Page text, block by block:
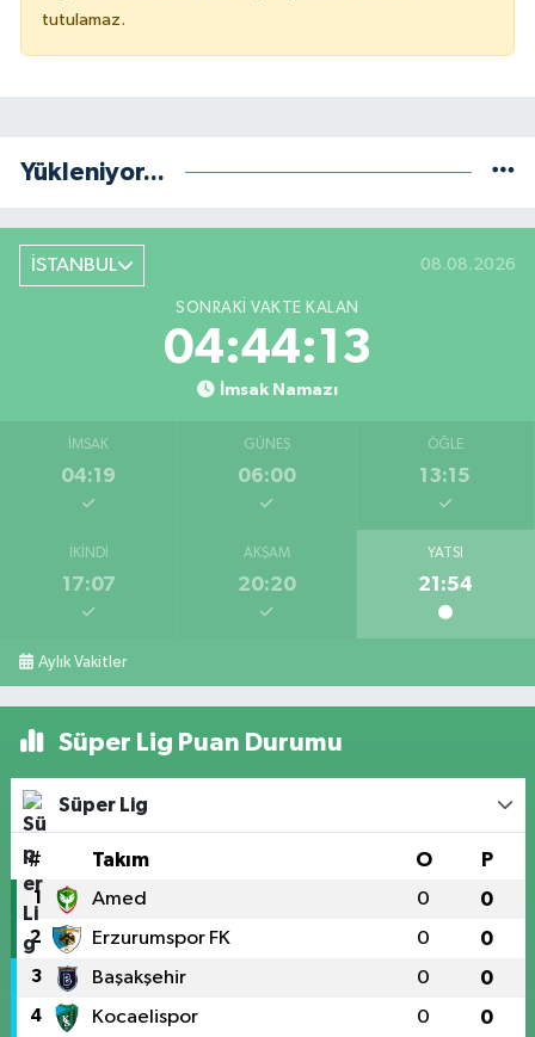
tutulamaz.
Yükleniyor...
İSTANBUL 08.08.2026
SONRAKI VAKTE KALAN
04:44:13
İmsak Namazı
İMSAK
04:19
GÜNEŞ
06:00
ÖĞLE
13:15
İKINDI
17:07
AKŞAM
20:20
YATSI
21:54
Aylık Vakitler
Süper Lig Puan Durumu
Süper Lig
# Takım O P
1 Amed 0 0
2 Erzurumspor FK 0 0
3 Başakşehir 0 0
4 Kocaelispor 0 0